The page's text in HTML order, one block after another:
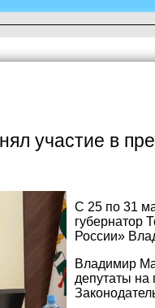
участие в
С 25 по 31
губернатор
России»
Владимир
депутаты на